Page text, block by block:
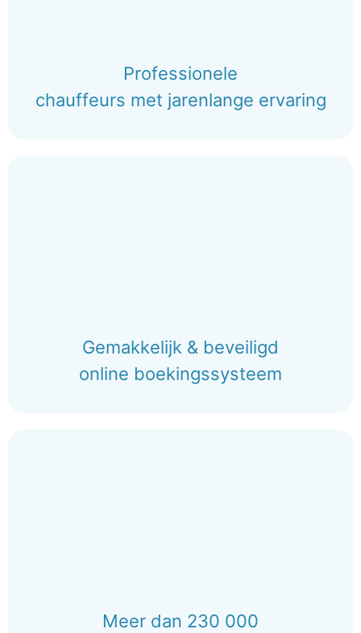
Professionele
chauffeurs met jarenlange ervaring
Gemakkelijk & beveiligd
online boekingssysteem
Meer dan 230 000